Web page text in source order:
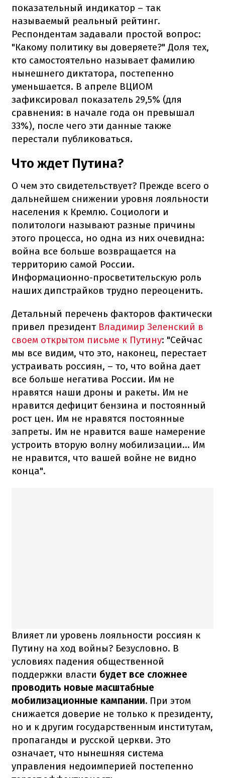
показательный индикатор – так
называемый реальный рейтинг.
Респондентам задавали простой вопрос:
"Какому политику вы доверяете?" Доля тех,
кто самостоятельно называет фамилию
нынешнего диктатора, постепенно
уменьшается. В апреле ВЦИОМ
зафиксировал показатель 29,5% (для
сравнения: в начале года он превышал
33%), после чего эти данные также
перестали публиковаться.
Что ждет Путина?
О чем это свидетельствует? Прежде всего о
дальнейшем снижении уровня лояльности
населения к Кремлю. Социологи и
политологи называют разные причины
этого процесса, но одна из них очевидна:
война все больше возвращается на
территорию самой России.
Информационно-просветительскую роль
наших дипстрайков трудно переоценить.
Детальный перечень факторов фактически
привел президент Владимир Зеленский в
своем открытом письме к Путину: "Сейчас
мы все видим, что это, наконец, перестает
устраивать россиян, – то, что война дает
все больше негатива России. Им не
нравятся наши дроны и ракеты. Им не
нравится дефицит бензина и постоянный
рост цен. Им не нравятся постоянные
запреты. Им не нравится ваше намерение
устроить вторую волну мобилизации... Им
не нравится, что вашей войне не видно
конца".
Влияет ли уровень лояльности россиян к
Путину на ход войны? Безусловно. В
условиях падения общественной
поддержки власти будет все сложнее
проводить новые масштабные
мобилизационные кампании. При этом
снижается доверие не только к президенту,
но и к другим государственным институтам,
пропаганды и русской церкви. Это
означает, что нынешняя система
управления недоимперией постепенно